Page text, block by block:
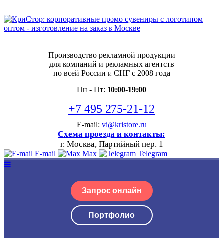
Производство рекламной продукции
для компаний и рекламных агентств
по всей России и СНГ с 2008 года
Пн - Пт: 10:00-19:00
+7 495 275-21-12
E-mail: vi@kristore.ru
Схема проезда и контакты:
г. Москва, Партийный пер. 1
E-mail Max Telegram
Запрос онлайн
Портфолио